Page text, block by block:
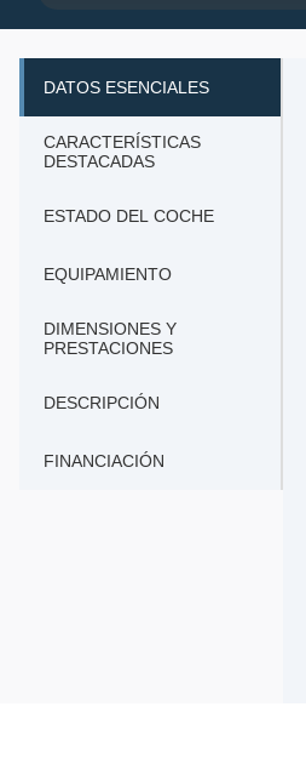
DATOS ESENCIALES
CARACTERÍSTICAS
DESTACADAS
ESTADO DEL COCHE
EQUIPAMIENTO
DIMENSIONES Y
PRESTACIONES
DESCRIPCIÓN
FINANCIACIÓN